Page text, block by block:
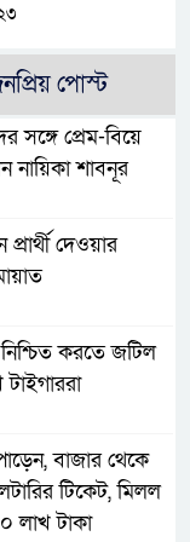
পোস্ট
সঙ্গে প্রেম-বিয়ে
নায়িকা শাবনূর
প্রার্থী দেওয়ার
নিশ্চিত করতে জটিল
বাজার থেকে
টিকেট, মিলল
লাখ টাকা